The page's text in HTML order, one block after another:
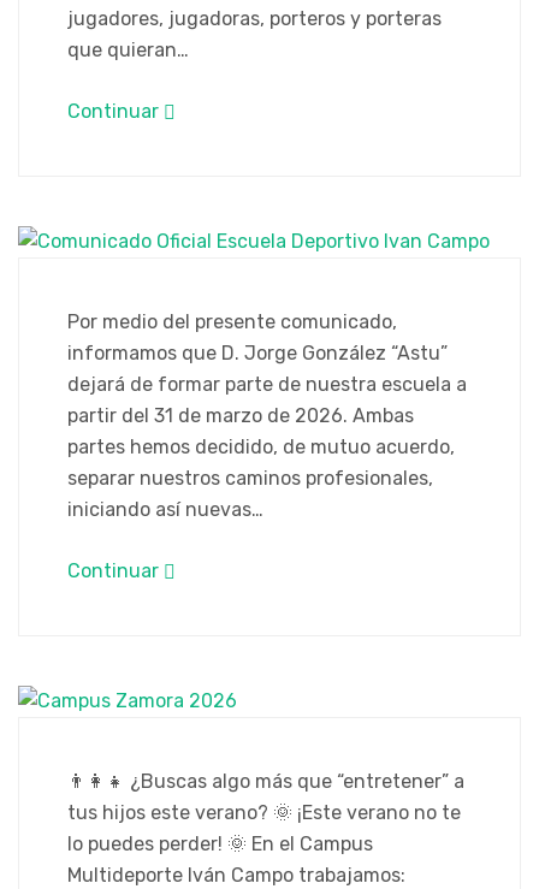
jugadores, jugadoras, porteros y porteras
que quieran…
Continuar
Por medio del presente comunicado,
informamos que D. Jorge González “Astu”
dejará de formar parte de nuestra escuela a
partir del 31 de marzo de 2026. Ambas
partes hemos decidido, de mutuo acuerdo,
separar nuestros caminos profesionales,
iniciando así nuevas…
Continuar
​👨‍👩‍👧 ¿Buscas algo más que “entretener” a
tus hijos este verano? 🌞 ¡Este verano no te
lo puedes perder! 🌞 ​En el Campus
Multideporte Iván Campo trabajamos: ​​​